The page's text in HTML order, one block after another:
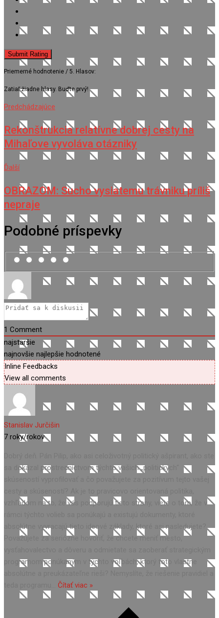
Submit Rating
Priemerné hodnotenie / 5. Hlasov:
Zatiaľ žiadne hlasy. Buďte prvý!
Predchádzajúce
Rekonštrukcia relatívne dobrej cesty na
Mihaľove vyvoláva otázniky
Ďalší
OBRAZOM: Sucho vysiatemu trávniku príliš
nepraje
Podobné príspevky
1 Comment
najstaršie
najnovšie najlepšie hodnotené
Inline Feedbacks
View all comments
Stanislav Jurčišin
7 roky/rokov
sa dokázal prostredníctvom týchto vašich „politických“
vzhľadom na to, že vás podporujú tieto strany, viete o tom, že v
absolútne vyvracajú tieto ideové základy, ktoré asi nasledujete?
Považujete za seriózne hovoriť, že chcete meniť mesto,
programom ponúkaným v týchto voľbách, ktorý toto vlastne
Čítať viac »